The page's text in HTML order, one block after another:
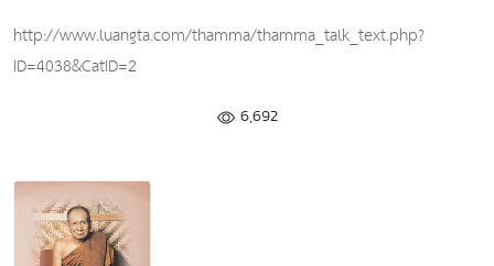
http://www.luangta.com/thamma/thamma_talk_text.php?
ID=4038&CatID=2
6,692